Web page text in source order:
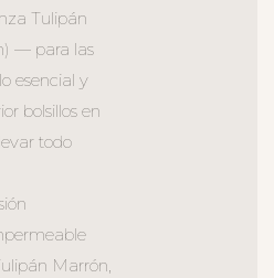
Tulipán
— para las
esencial y
bolsillos en
todo
Marrón,